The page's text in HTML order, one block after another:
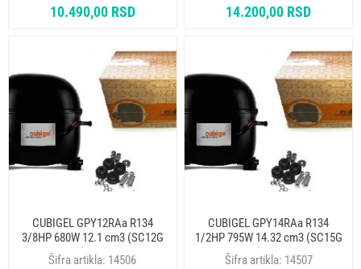
10.490,00 RSD 14.200,00 RSD
CUBIGEL GPY12RAa R134
3/8HP 680W 12.1 cm3 (SC12G
601FR062) KOMPRESOR
Šifra artikla: 14506
CUBIGEL GPY14RAa R134
1/2HP 795W 14.32 cm3 (SC15G
601FR064) KOMPRESOR
Šifra artikla: 14507